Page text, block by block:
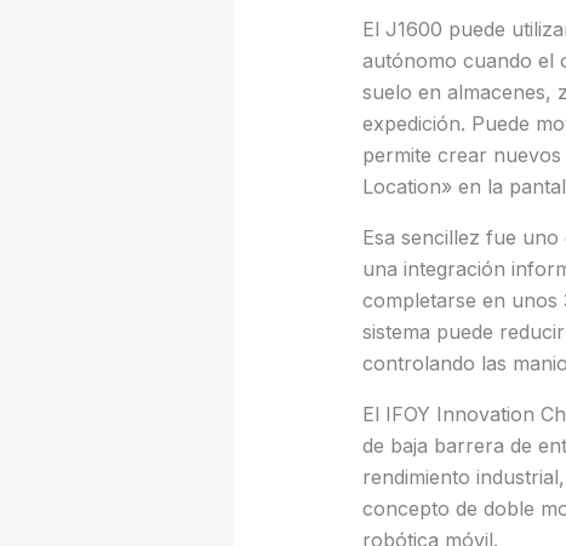
El J1600 puede
autónomo cuando el
suelo en almacenes,
expedición. Puede
permite crear
Location» en la
Esa sencillez fue
una integración
completarse en unos
sistema puede
controlando las
El IFOY Innovation
de baja barrera de
rendimiento
concepto de doble
robótica móvil.